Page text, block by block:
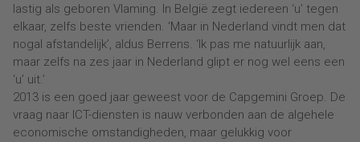
lastig als geboren Vlaming. In België zegt iedereen ‘u’ tegen
elkaar, zelfs beste vrienden. ‘Maar in Nederland vindt men dat
nogal afstandelijk’, aldus Berrens. ‘Ik pas me natuurlijk aan,
maar zelfs na zes jaar in Nederland glipt er nog wel eens een
‘u’ uit.’
2013 is een goed jaar geweest voor de Capgemini Groep. De
vraag naar ICT-diensten is nauw verbonden aan de algehele
economische omstandigheden, maar gelukkig voor